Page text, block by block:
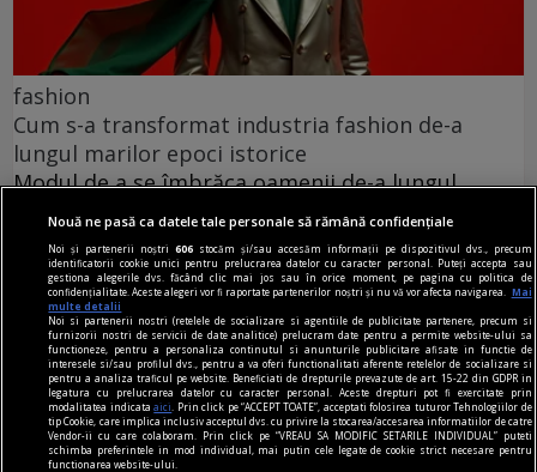
fashion
Cum s-a transformat industria fashion de-a
lungul marilor epoci istorice
Modul de a se îmbrăca oamenii de-a lungul
timpului a reflectat valorile, resursele și
transformările societății din care făceau parte.
Nouă ne pasă ca datele tale personale să rămână confidențiale
Noi și partenerii noștri606 stocăm și/sau accesăm informații pe dispozitivul dvs., precum
identificatorii cookie unici pentru prelucrarea datelor cu caracter personal. Puteți accepta sau
gestiona alegerile dvs. făcând clic mai jos sau în orice moment, pe pagina cu politica de
confidențialitate. Aceste alegeri vor fi raportate partenerilor noștri și nu vă vor afecta navigarea.
Mai
multe detalii
Noi si partenerii nostri (retelele de socializare si agentiile de publicitate partenere, precum si
furnizorii nostri de servicii de date analitice) prelucram date pentru a permite website-ului sa
functioneze, pentru a personaliza continutul si anunturile publicitare afisate in functie de
interesele si/sau profilul dvs., pentru a va oferi functionalitati aferente retelelor de socializare si
pentru a analiza traficul pe website. Beneficiati de drepturile prevazute de art. 15-22 din GDPR in
legatura cu prelucrarea datelor cu caracter personal. Aceste drepturi pot fi exercitate prin
modalitatea indicataaici
. Prin click pe “ACCEPT TOATE”, acceptati folosirea tuturor Tehnologiilor de
tip Cookie, care implica inclusiv acceptul dvs. cu privire la stocarea/accesarea informatiilor de catre
Vendor-ii cu care colaboram. Prin click pe “VREAU SA MODIFIC SETARILE INDIVIDUAL” puteti
schimba preferintele in mod individual, mai putin cele legate de cookie strict necesare pentru
functionarea website-ului.